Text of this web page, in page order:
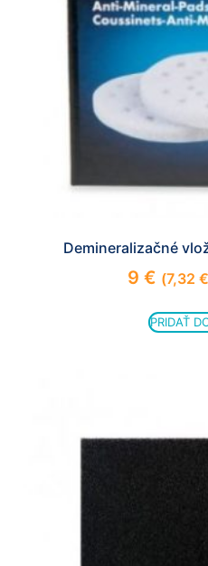
Demineralizačné
9 € (7,32 €
PRIDAŤ